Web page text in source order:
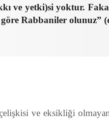
ve yetki)si yoktur.
Rabbaniler olunuz”
ve eksikliği